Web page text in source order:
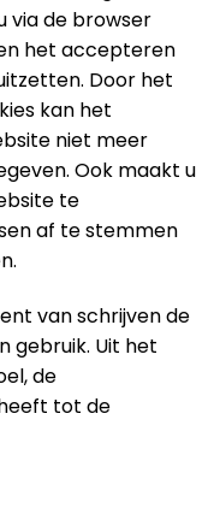
via de browser
het accepteren
Door het
kan het
niet meer
Ook maakt u
te
af te stemmen
van schrijven de
gebruik. Uit het
de
tot de